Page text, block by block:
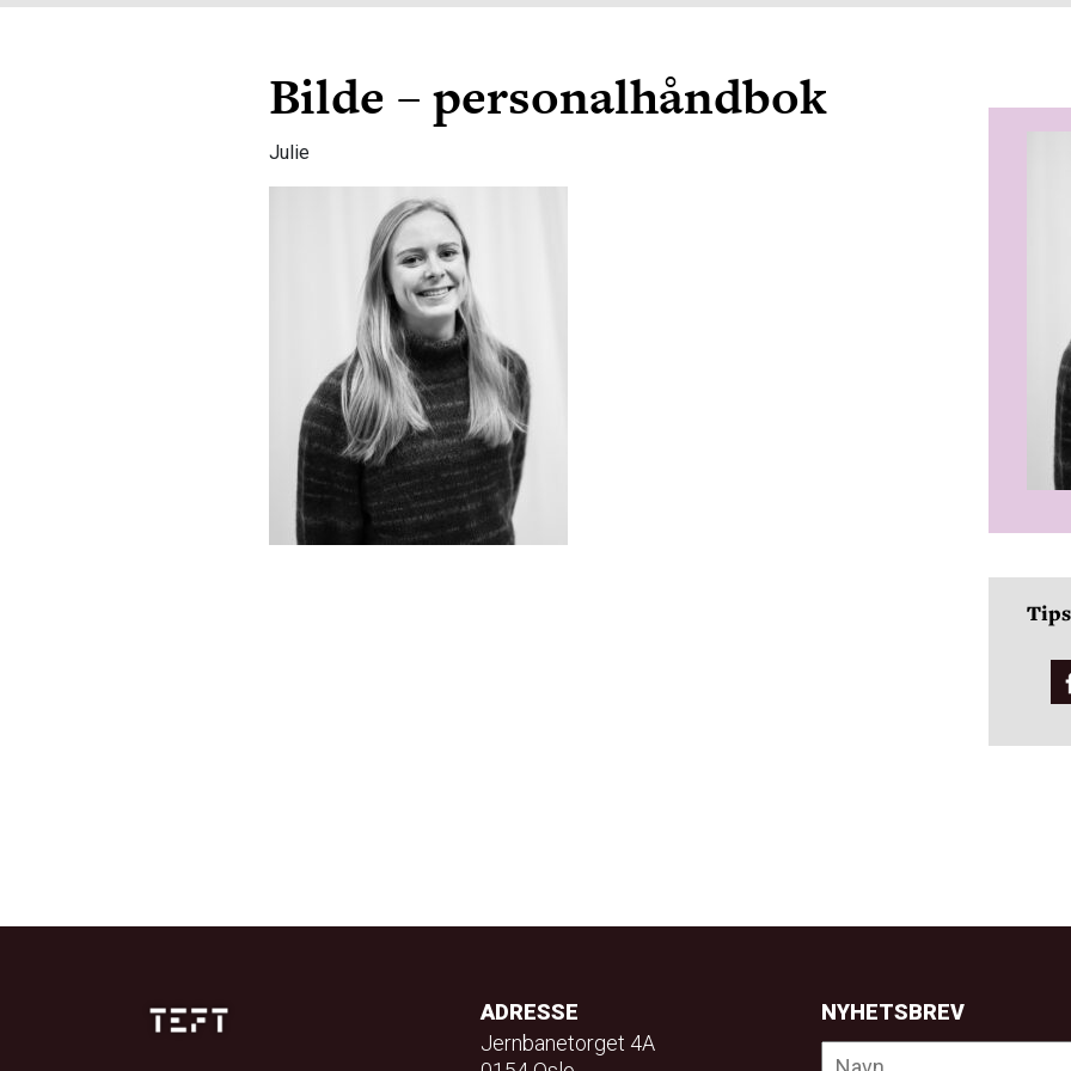
Bilde – personalhåndbok
Julie
ADRESSE
Jernbanetorget 4A
NYHETSBREV